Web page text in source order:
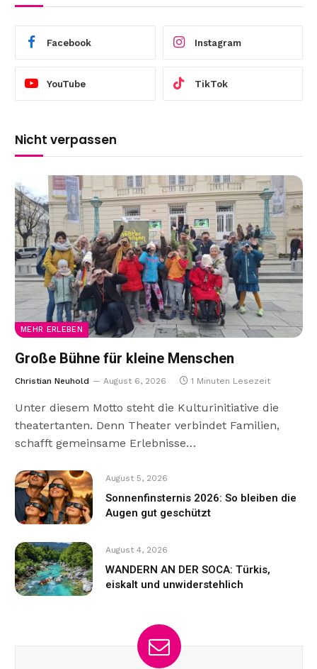
Facebook Instagram
YouTube TikTok
Nicht verpassen
MEHR ERLEBEN
Große Bühne für kleine Menschen
Christian Neuhold August 6, 2026 1 Minuten Lesezeit
Unter diesem Motto steht die Kulturinitiative die
theatertanten. Denn Theater verbindet Familien,
schafft gemeinsame Erlebnisse…
August 5, 2026
Sonnenfinsternis 2026: So bleiben die
Augen gut geschützt
August 4, 2026
WANDERN AN DER SOCA: Türkis,
eiskalt und unwiderstehlich